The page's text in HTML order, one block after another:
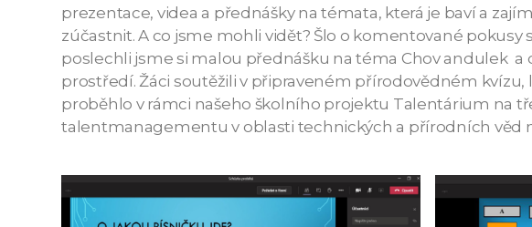
prezentace, videa a přednášky na témata, která je baví a
zúčastnit. A co jsme mohli vidět? Šlo o komentované
poslechli jsme si malou přednášku na téma Chov andulek a
prostředí. Žáci soutěžili v připraveném přírodovědném
proběhlo v rámci našeho školního projektu Talentárium na
talentmanagementu v oblasti technických a přírodních věd